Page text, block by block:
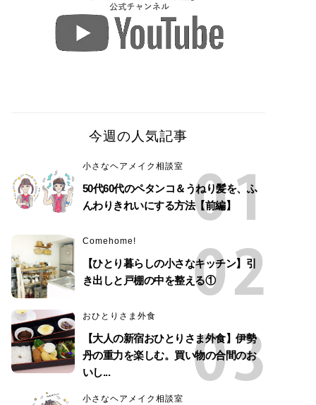
今週の人気記事
小さなヘアメイク相談室
50代60代のペタンコ＆うねり髪を、ふ
んわりきれいにする方法【前編】
Comehome!
【ひとり暮らしの小さなキッチン】引
き出しと戸棚の中を整える①
おひとりさま外食
【大人の新宿おひとりさま外食】伊勢
丹の重力を楽しむ。買い物の合間のお
いし...
小さなヘアメイク相談室